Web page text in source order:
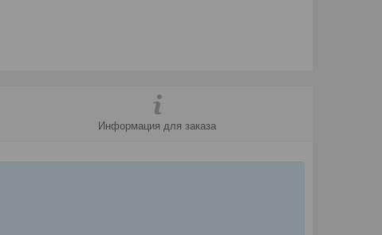
Информация для заказа